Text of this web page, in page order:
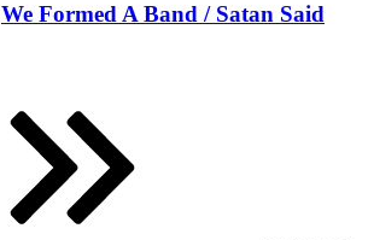
We Formed A Band / Satan Said